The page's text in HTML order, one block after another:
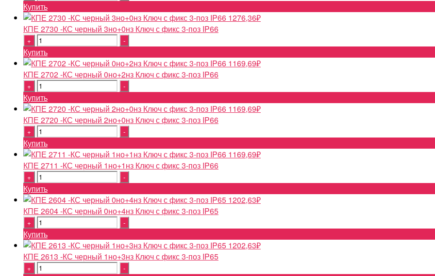
Купить
1276,36₽
КПЕ 2730 -КС черный 3но+0нз Ключ с фикс 3-поз IP66
Quantity
Купить
1169,69₽
КПЕ 2702 -КС черный 0но+2нз Ключ с фикс 3-поз IP66
Quantity
Купить
1169,69₽
КПЕ 2720 -КС черный 2но+0нз Ключ с фикс 3-поз IP66
Quantity
Купить
1169,69₽
КПЕ 2711 -КС черный 1но+1нз Ключ с фикс 3-поз IP66
Quantity
Купить
1202,63₽
КПЕ 2604 -КС черный 0но+4нз Ключ с фикс 3-поз IP65
Quantity
Купить
1202,63₽
КПЕ 2613 -КС черный 1но+3нз Ключ с фикс 3-поз IP65
Quantity